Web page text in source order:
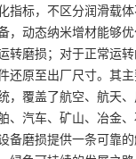
指标，不区分润滑载
，动态纳米增材能够
转磨损；对于正常运
还原至出厂尺寸。其
，覆盖了航空、航天
、汽车、矿山、冶金
备磨损提供一条可靠